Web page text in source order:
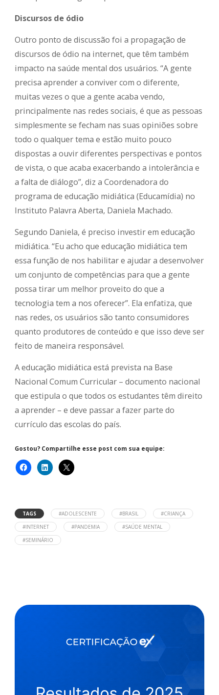
Discursos de ódio
Outro ponto de discussão foi a propagação de
discursos de ódio na internet, que têm também
impacto na saúde mental dos usuários. “A gente
precisa aprender a conviver com o diferente,
muitas vezes o que a gente acaba vendo,
principalmente nas redes sociais, é que as pessoas
simplesmente se fecham nas suas opiniões sobre
todo o qualquer tema e estão muito pouco
dispostas a ouvir diferentes perspectivas e pontos
de vista, o que acaba exacerbando a intolerância e
a falta de diálogo”, diz a Coordenadora do
programa de educação midiática (Educamídia) no
Instituto Palavra Aberta, Daniela Machado.
Segundo Daniela, é preciso investir em educação
midiática. “Eu acho que educação midiática tem
essa função de nos habilitar e ajudar a desenvolver
um conjunto de competências para que a gente
possa tirar um melhor proveito do que a
tecnologia tem a nos oferecer”. Ela enfatiza, que
nas redes, os usuários são tanto consumidores
quanto produtores de conteúdo e que isso deve ser
feito de maneira responsável.
A educação midiática está prevista na Base
Nacional Comum Curricular – documento nacional
que estipula o que todos os estudantes têm direito
a aprender – e deve passar a fazer parte do
currículo das escolas do país.
Gostou? Compartilhe esse post com sua equipe:
TAGS #ADOLESCENTE #BRASIL
#CRIANÇA
#INTERNET
#PANDEMIA
#SAÚDE MENTAL
#SEMINÁRIO